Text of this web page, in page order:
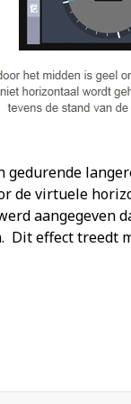
de virtuele
aangegeven
effect treedt